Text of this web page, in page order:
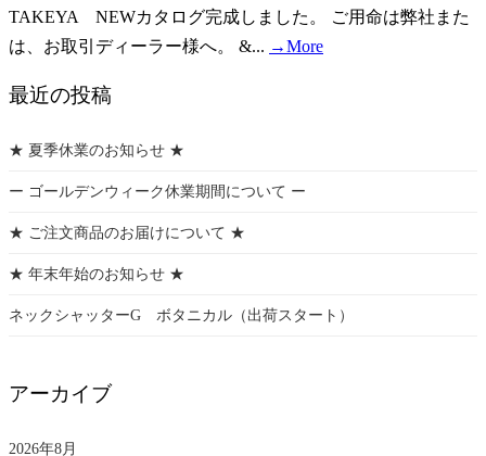
TAKEYA NEWカタログ完成しました。 ご用命は弊社また
は、お取引ディーラー様へ。 &... →More
最近の投稿
★ 夏季休業のお知らせ ★
ー ゴールデンウィーク休業期間について ー
★ ご注文商品のお届けについて ★
★ 年末年始のお知らせ ★
ネックシャッターG ボタニカル（出荷スタート）
アーカイブ
2026年8月